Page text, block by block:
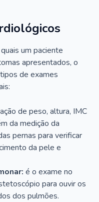
um paciente
apresentados, o
de exames
de peso, altura, IMC
da medição da
pernas para verificar
da pele e
é o exame no
para ouvir os
dos pulmões.